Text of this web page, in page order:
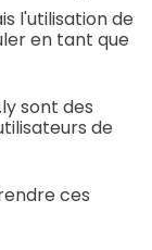
l'utilisation de
en tant que
sont des
de
ces